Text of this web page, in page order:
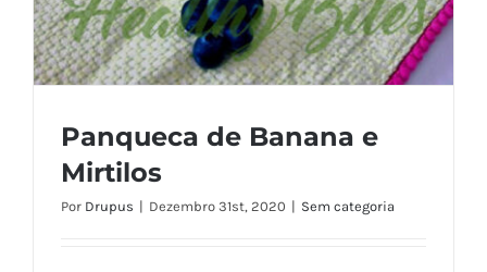
Panqueca de Banana e
Mirtilos
Por Drupus | Dezembro 31st, 2020 | Sem categoria